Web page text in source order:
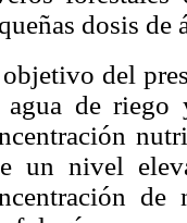
dosis
del
agua de
un nivel